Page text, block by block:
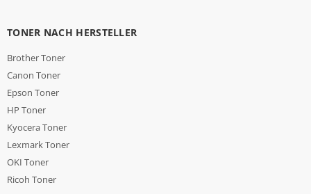
TONER NACH HERSTELLER
Brother Toner
Canon Toner
Epson Toner
HP Toner
Kyocera Toner
Lexmark Toner
OKI Toner
Ricoh Toner